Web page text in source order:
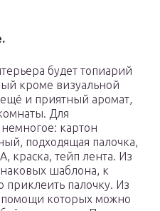
будет топиарий
кроме визуальной
и приятный аромат,
Для
немногое: картон
подходящая палочка,
краска, тейп лента. Из
шаблона, к
палочку. Из
помощи которых можно